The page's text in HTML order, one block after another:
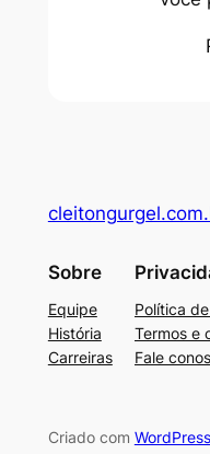
Sobre
Equipe
História
Carreiras
Política
Termos e
Fale
Criado com WordPress